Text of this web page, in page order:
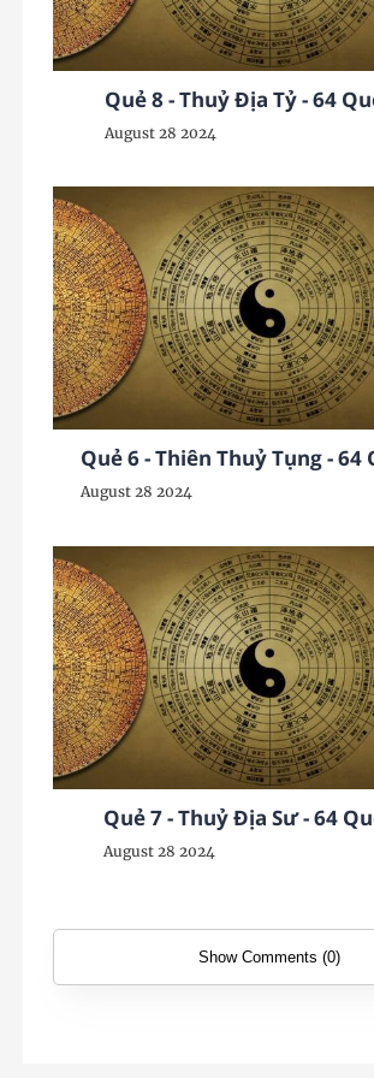
Quẻ 8 - Thuỷ Địa Tỷ - 64
August 28 2024
Quẻ 6 - Thiên Thuỷ Tụng - 64
August 28 2024
Quẻ 7 - Thuỷ Địa Sư - 64
August 28 2024
Show Comments (0)